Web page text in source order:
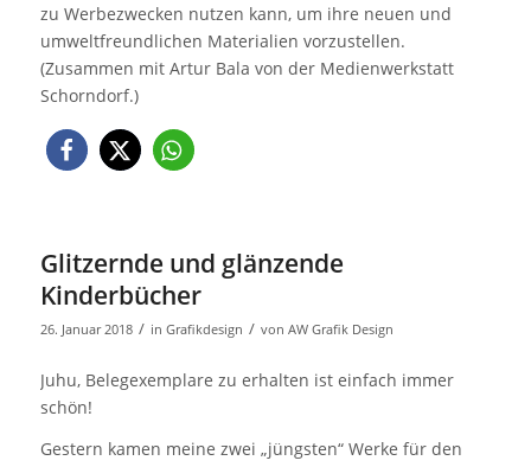
zu Werbezwecken nutzen kann, um ihre neuen und
umweltfreundlichen Materialien vorzustellen.
(Zusammen mit Artur Bala von der Medienwerkstatt
Schorndorf.)
Glitzernde und glänzende
Kinderbücher
26. Januar 2018 / in Grafikdesign / von AW Grafik Design
Juhu, Belegexemplare zu erhalten ist einfach immer
schön!
Gestern kamen meine zwei „jüngsten“ Werke für den